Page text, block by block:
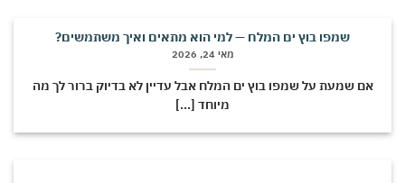
שמפו בוץ ים המלח — למי הוא מתאים ואיך משתמשים?
אם שמעת על שמפו בוץ ים המלח אבל עדיין לא בדיוק ברור לך מה
מיוחד [...]